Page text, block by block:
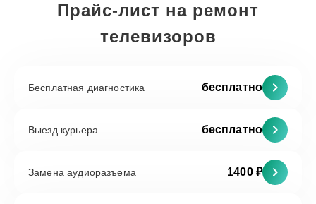
Прайс-лист на ремонт
телевизоров
Бесплатная диагностика бесплатно
Выезд курьера бесплатно
Замена аудиоразъема 1400 ₽